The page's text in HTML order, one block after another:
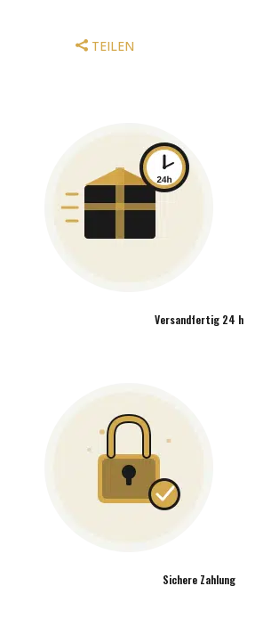
TEILEN
Versandfertig 24 h
Sichere Zahlung